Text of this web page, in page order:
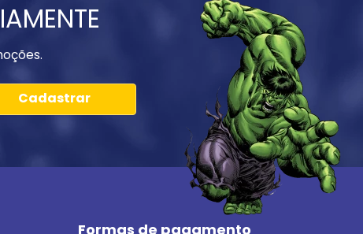
Cadastrar
Formas de pagamento